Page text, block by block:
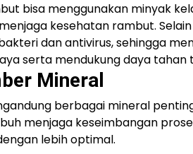
bisa menggunakan minyak
kesehatan rambut.
dan antivirus, sehingga
serta mendukung daya tahan
Mineral
berbagai mineral
menjaga keseimbangan
lebih optimal.